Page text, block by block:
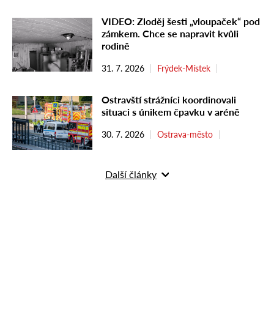
VIDEO: Zloděj šesti „vloupaček“ pod
zámkem. Chce se napravit kvůli
rodině
31. 7. 2026 Frýdek-Místek
Ostravští strážníci koordinovali
situaci s únikem čpavku v aréně
30. 7. 2026 Ostrava-město
Další články